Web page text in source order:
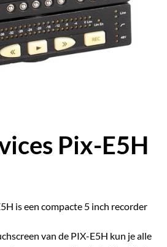
Pix-E5H
is een compacte 5 inch recorder
van de PIX-E5H kun je alle